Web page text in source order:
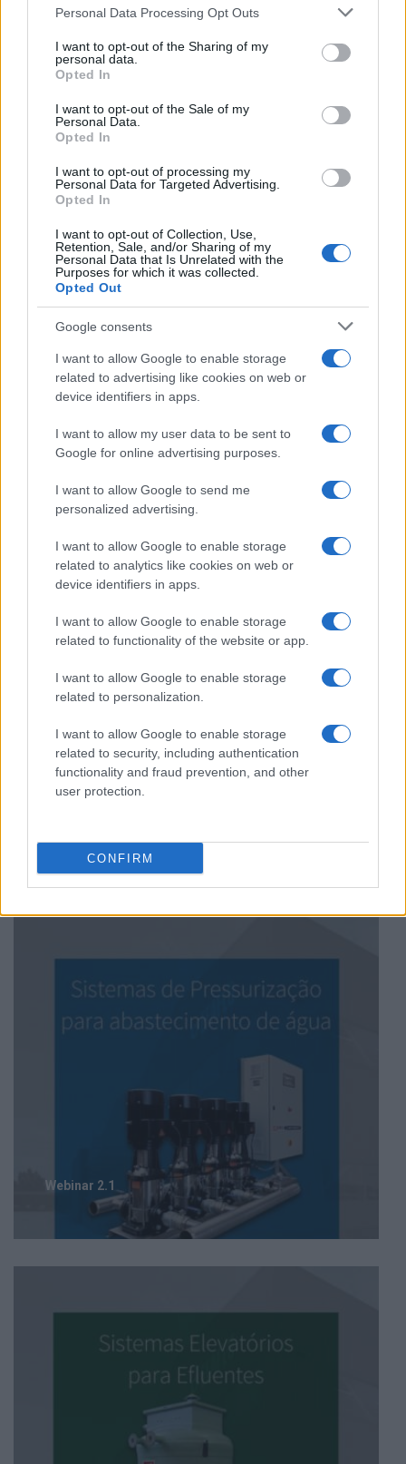
Please note that this website/app uses one or more Google
not limited to your visit or usage behaviour. You may click to
grant or deny consent to Google and its third-party tags to
use your data for below specified purposes in below Google
consent section.
Personal Data Processing Opt Outs
I want to opt-out of the Sharing of my
personal data.
Opted In
I want to opt-out of the Sale of my
Personal Data.
Opted In
I want to opt-out of processing my
Personal Data for Targeted Advertising.
Opted In
I want to opt-out of Collection, Use,
Retention, Sale, and/or Sharing of my
Personal Data that Is Unrelated with the
Purposes for which it was collected.
Opted Out
Google consents
I want to allow Google to enable storage
related to advertising like cookies on web or
device identifiers in apps.
I want to allow my user data to be sent to
Google for online advertising purposes.
I want to allow Google to send me
personalized advertising.
I want to allow Google to enable storage
related to analytics like cookies on web or
device identifiers in apps.
I want to allow Google to enable storage
related to functionality of the website or app.
I want to allow Google to enable storage
related to personalization.
I want to allow Google to enable storage
related to security, including authentication
functionality and fraud prevention, and other
user protection.
CONFIRM
case-studies
STOPFIRE FM: Segurança garantida em
emblemático centro comercial do Porto
Webinar 2.1